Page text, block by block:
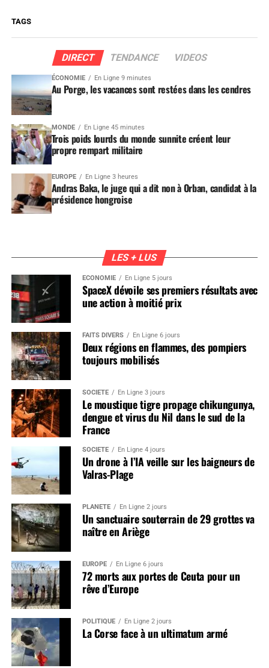
TAGS
DIRECT TENDANCE VIDEOS
ÉCONOMIE En Ligne 9 minutes
Au Porge, les vacances sont restées dans les cendres
MONDE En Ligne 45 minutes
Trois poids lourds du monde sunnite créent leur
propre rempart militaire
EUROPE En Ligne 3 heures
Andras Baka, le juge qui a dit non à Orban, candidat à la
présidence hongroise
LES + LUS
ÉCONOMIE En Ligne 5 jours
SpaceX dévoile ses premiers résultats avec
une action à moitié prix
FAITS DIVERS En Ligne 6 jours
Deux régions en flammes, des pompiers
toujours mobilisés
SOCIÉTÉ En Ligne 3 jours
Le moustique tigre propage chikungunya,
dengue et virus du Nil dans le sud de la
France
SOCIÉTÉ En Ligne 4 jours
Un drone à l’IA veille sur les baigneurs de
Valras-Plage
PLANÈTE En Ligne 2 jours
Un sanctuaire souterrain de 29 grottes va
naître en Ariège
EUROPE En Ligne 6 jours
72 morts aux portes de Ceuta pour un
rêve d’Europe
POLITIQUE En Ligne 2 jours
La Corse face à un ultimatum armé